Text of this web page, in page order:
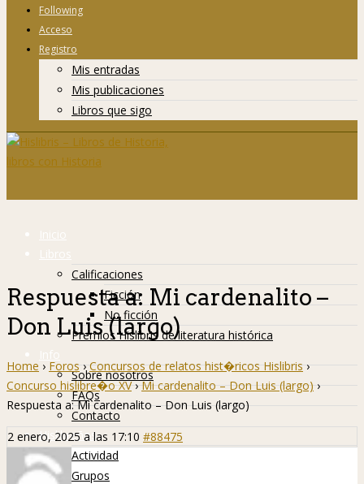
Following
Acceso
Registro
Mis entradas
Mis publicaciones
Libros que sigo
Inicio
Libros
Calificaciones
Ficción
No ficción
Premios Hislibris de literatura histórica
Info
Sobre nosotros
FAQs
Contacto
Hislibreños
Actividad
Grupos
Respuesta a: Mi cardenalito –
Don Luis (largo)
Home › Foros › Concursos de relatos hist�ricos Hislibris ›
Concurso hislibre�o XV › Mi cardenalito – Don Luis (largo) ›
Respuesta a: Mi cardenalito – Don Luis (largo)
2 enero, 2025 a las 17:10 #88475